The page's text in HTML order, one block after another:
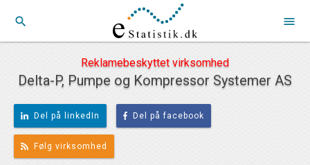
search menu
Reklamebeskyttet virksomhed
Delta-P, Pumpe og Kompressor Systemer AS
Del på linkedIn Del på facebook
Følg virksomhed